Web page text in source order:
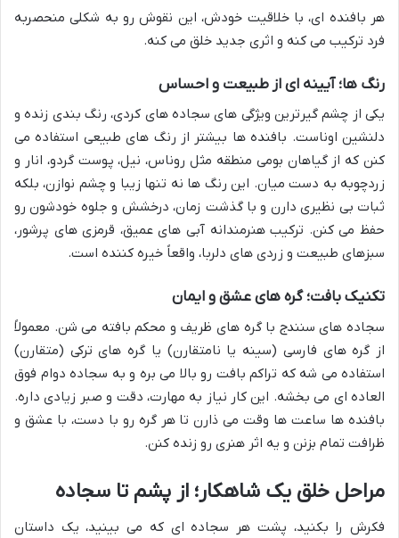
هر بافنده ای، با خلاقیت خودش، این نقوش رو به شکلی منحصربه
فرد ترکیب می کنه و اثری جدید خلق می کنه.
رنگ ها؛ آیینه ای از طبیعت و احساس
یکی از چشم گیرترین ویژگی های سجاده های کردی، رنگ بندی زنده و
دلنشین اوناست. بافنده ها بیشتر از رنگ های طبیعی استفاده می
کنن که از گیاهان بومی منطقه مثل روناس، نیل، پوست گردو، انار و
زردچوبه به دست میان. این رنگ ها نه تنها زیبا و چشم نوازن، بلکه
ثبات بی نظیری دارن و با گذشت زمان، درخشش و جلوه خودشون رو
حفظ می کنن. ترکیب هنرمندانه آبی های عمیق، قرمزی های پرشور،
سبزهای طبیعت و زردی های دلربا، واقعاً خیره کننده است.
تکنیک بافت؛ گره های عشق و ایمان
سجاده های سنندج با گره های ظریف و محکم بافته می شن. معمولاً
از گره های فارسی (سینه یا نامتقارن) یا گره های ترکی (متقارن)
استفاده می شه که تراکم بافت رو بالا می بره و به سجاده دوام فوق
العاده ای می بخشه. این کار نیاز به مهارت، دقت و صبر زیادی داره.
بافنده ها ساعت ها وقت می ذارن تا هر گره رو با دست، با عشق و
ظرافت تمام بزنن و یه اثر هنری رو زنده کنن.
مراحل خلق یک شاهکار؛ از پشم تا سجاده
فکرش را بکنید، پشت هر سجاده ای که می بینید، یک داستان